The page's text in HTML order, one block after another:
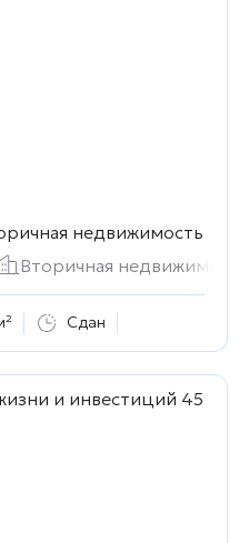
недвижимость
Вторичная
Сдан